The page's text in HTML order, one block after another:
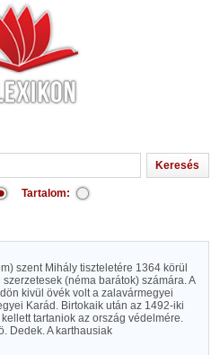
Tartalom:
szent Mihály tiszteletére 1364 körül
(néma barátok) számára. A
kivül övék volt a zalavármegyei
Karád. Birtokaik után az 1492-iki
tartaniok az ország védelmére.
Dedek. A karthausiak